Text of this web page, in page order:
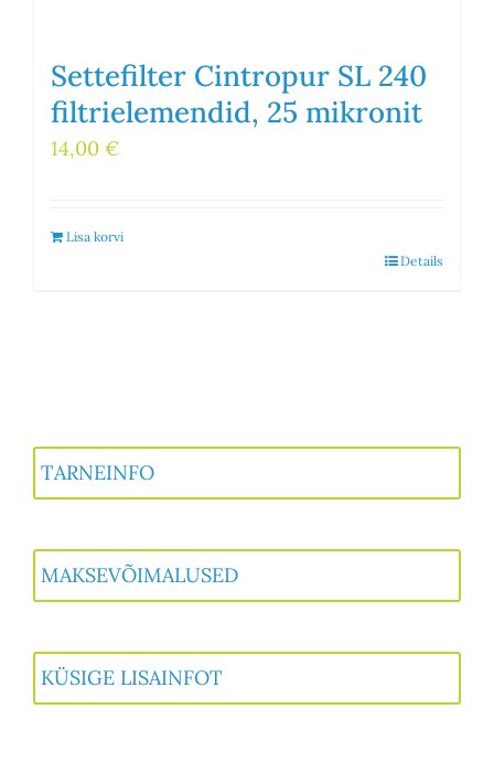
Settefilter Cintropur SL 240
filtrielemendid, 25 mikronit
14,00 €
Lisa korvi
Details
TARNEINFO
MAKSEVÕIMALUSED
KÜSIGE LISAINFOT